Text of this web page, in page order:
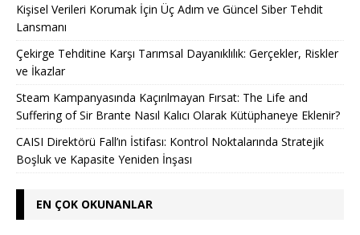
Kişisel Verileri Korumak İçin Üç Adım ve Güncel Siber Tehdit
Lansmanı
Çekirge Tehditine Karşı Tarımsal Dayanıklılık: Gerçekler, Riskler
ve İkazlar
Steam Kampanyasında Kaçırılmayan Fırsat: The Life and
Suffering of Sir Brante Nasıl Kalıcı Olarak Kütüphaneye Eklenir?
CAISI Direktörü Fall’ın İstifası: Kontrol Noktalarında Stratejik
Boşluk ve Kapasite Yeniden İnşası
EN ÇOK OKUNANLAR